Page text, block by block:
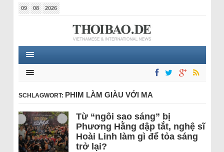
09 08 2026
SCHLAGWORT: PHIM LÀM GIÀU VỚI MA
Từ “ngôi sao sáng” bị
Phương Hằng dập tắt, nghệ sĩ
Hoài Linh làm gì để tỏa sáng
trở lại?